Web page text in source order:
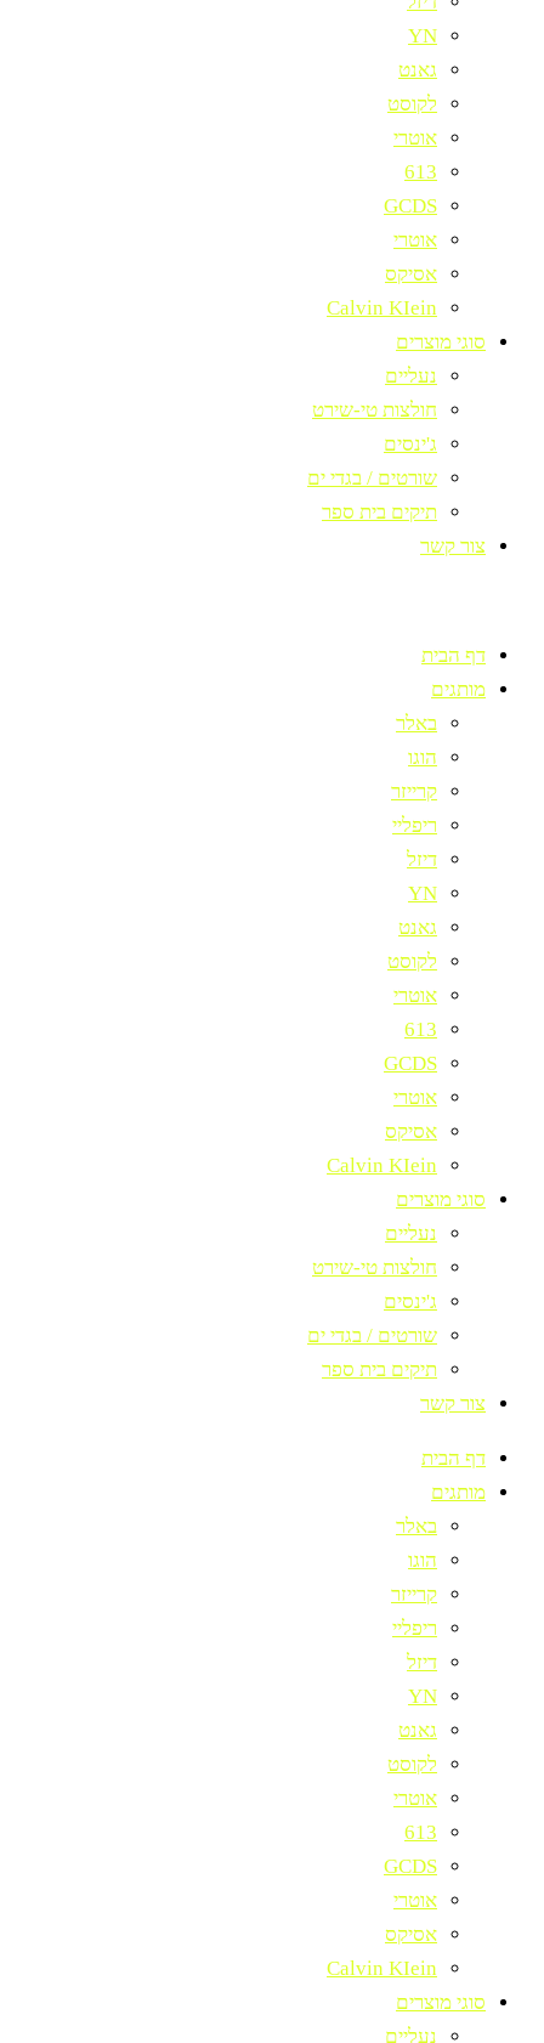
YN
גאנט
לקוסט
אוטרי
613
GCDS
אוטרי
אסיקס
Calvin KIein
סוגי מוצרים
נעליים
חולצות טי-שירט
ג'ינסים
שורטים / בגדי ים
תיקים בית ספר
צור קשר
דף הבית
מותגים
באלר
הוגו
קרייזר
ריפליי
דיזל
YN
גאנט
לקוסט
אוטרי
613
GCDS
אוטרי
אסיקס
Calvin KIein
סוגי מוצרים
נעליים
חולצות טי-שירט
ג'ינסים
שורטים / בגדי ים
תיקים בית ספר
צור קשר
דף הבית
מותגים
באלר
הוגו
קרייזר
ריפליי
דיזל
YN
גאנט
לקוסט
אוטרי
613
GCDS
אוטרי
אסיקס
Calvin KIein
סוגי מוצרים
נעליים